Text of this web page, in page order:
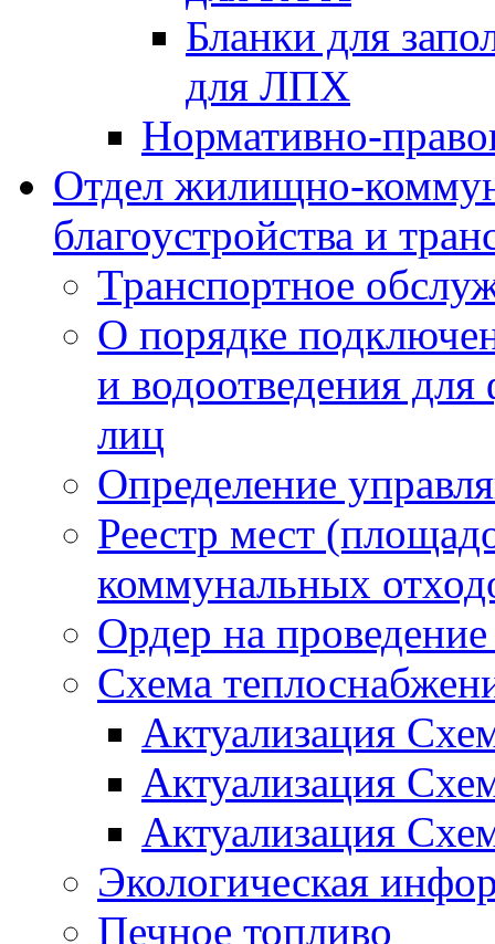
Бланки для
для ЛПХ
Нормативно-
Отдел жилищно-
благоустройства и
Транспортное
О порядке
и водоотведения
лиц
Определение
Реестр мест
коммунальных
Ордер на
Схема
Актуализация
Актуализация
Актуализация
Экологическая
Печное топливо